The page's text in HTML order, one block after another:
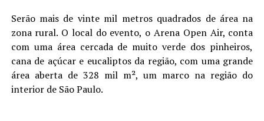
Serão mais de vinte mil metros quadrados de área na
zona rural. O local do evento, o Arena Open Air, conta
com uma área cercada de muito verde dos pinheiros,
cana de açúcar e eucaliptos da região, com uma grande
área aberta de 328 mil m², um marco na região do
interior de São Paulo.